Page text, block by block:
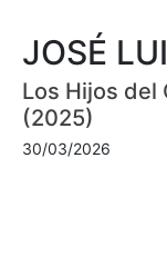
JOSÉ
Los Hijos del
(2025)
30/03/2026